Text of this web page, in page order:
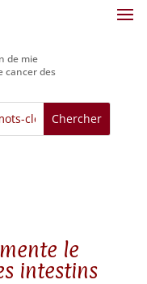
de mie
cancer des
le
intestins